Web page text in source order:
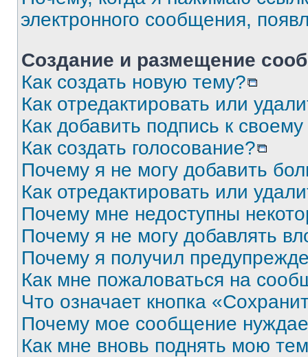
электронного сообщения,
Создание и размещение
Как создать новую тему?
Как отредактировать или
Как добавить подпись к
Как создать голосование?
Почему я не могу добавить
Как отредактировать или
Почему мне недоступны
Почему я не могу добавлять
Почему я получил
Как мне пожаловаться на
Что означает кнопка
Почему мое сообщение
Как мне вновь поднять мою